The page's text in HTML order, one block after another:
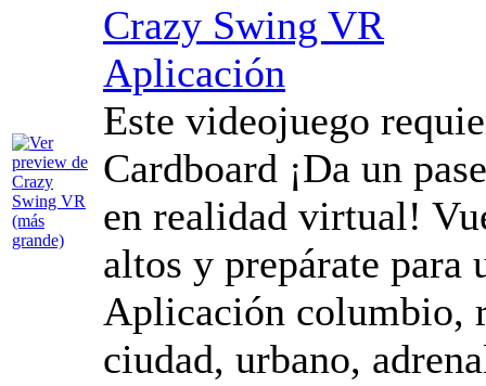
Crazy Swing VR
Aplicación
Este videojuego
Cardboard ¡Da un
en realidad virtual!
altos y prepárate para
Aplicación columbio,
ciudad, urbano,